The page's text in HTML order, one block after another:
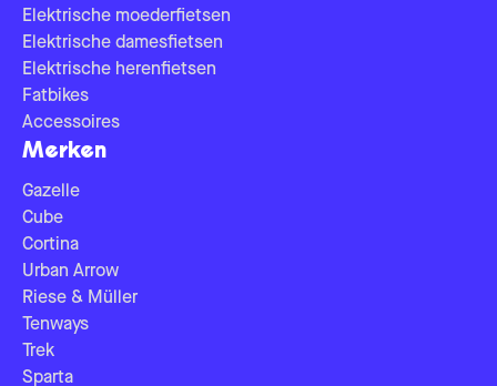
Elektrische moederfietsen
Elektrische damesfietsen
Elektrische herenfietsen
Fatbikes
Accessoires
Merken
Gazelle
Cube
Cortina
Urban Arrow
Riese & Müller
Tenways
Trek
Sparta